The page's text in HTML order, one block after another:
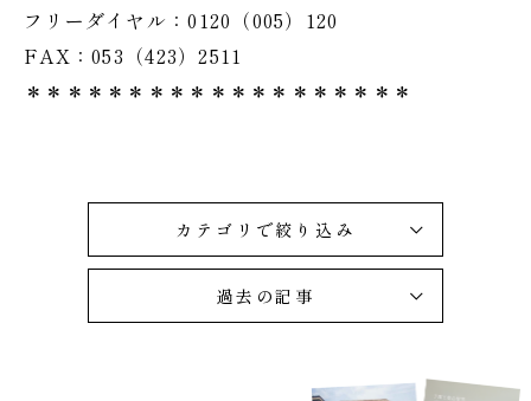
フリーダイヤル：0120（005）120
FAX：053（423）2511
＊＊＊＊＊＊＊＊＊＊＊＊＊＊＊＊＊＊＊
カテゴリで絞り込み
過去の記事